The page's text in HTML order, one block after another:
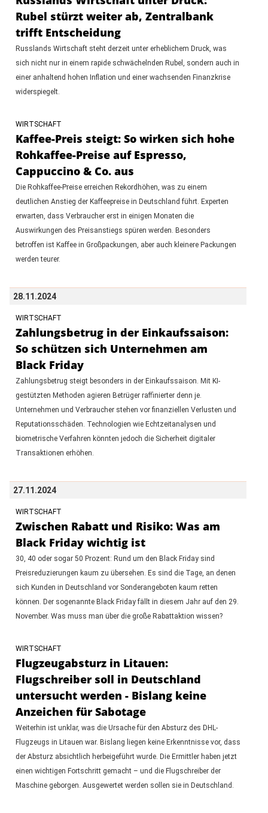
Rubel stürzt weiter ab, Zentralbank
trifft Entscheidung
Russlands Wirtschaft steht derzeit unter erheblichem Druck, was
sich nicht nur in einem rapide schwächelnden Rubel, sondern auch in
einer anhaltend hohen Inflation und einer wachsenden Finanzkrise
widerspiegelt.
WIRTSCHAFT
Kaffee-Preis steigt: So wirken sich hohe
Rohkaffee-Preise auf Espresso,
Cappuccino & Co. aus
Die Rohkaffee-Preise erreichen Rekordhöhen, was zu einem
deutlichen Anstieg der Kaffeepreise in Deutschland führt. Experten
erwarten, dass Verbraucher erst in einigen Monaten die
Auswirkungen des Preisanstiegs spüren werden. Besonders
betroffen ist Kaffee in Großpackungen, aber auch kleinere Packungen
werden teurer.
28.11.2024
WIRTSCHAFT
Zahlungsbetrug in der Einkaufssaison:
So schützen sich Unternehmen am
Black Friday
Zahlungsbetrug steigt besonders in der Einkaufssaison. Mit KI-
gestützten Methoden agieren Betrüger raffinierter denn je.
Unternehmen und Verbraucher stehen vor finanziellen Verlusten und
Reputationsschäden. Technologien wie Echtzeitanalysen und
biometrische Verfahren könnten jedoch die Sicherheit digitaler
Transaktionen erhöhen.
27.11.2024
WIRTSCHAFT
Zwischen Rabatt und Risiko: Was am
Black Friday wichtig ist
30, 40 oder sogar 50 Prozent: Rund um den Black Friday sind
Preisreduzierungen kaum zu übersehen. Es sind die Tage, an denen
sich Kunden in Deutschland vor Sonderangeboten kaum retten
können. Der sogenannte Black Friday fällt in diesem Jahr auf den 29.
November. Was muss man über die große Rabattaktion wissen?
WIRTSCHAFT
Flugzeugabsturz in Litauen:
Flugschreiber soll in Deutschland
untersucht werden - Bislang keine
Anzeichen für Sabotage
Weiterhin ist unklar, was die Ursache für den Absturz des DHL-
Flugzeugs in Litauen war. Bislang liegen keine Erkenntnisse vor, dass
der Absturz absichtlich herbeigeführt wurde. Die Ermittler haben jetzt
einen wichtigen Fortschritt gemacht – und die Flugschreiber der
Maschine geborgen. Ausgewertet werden sollen sie in Deutschland.